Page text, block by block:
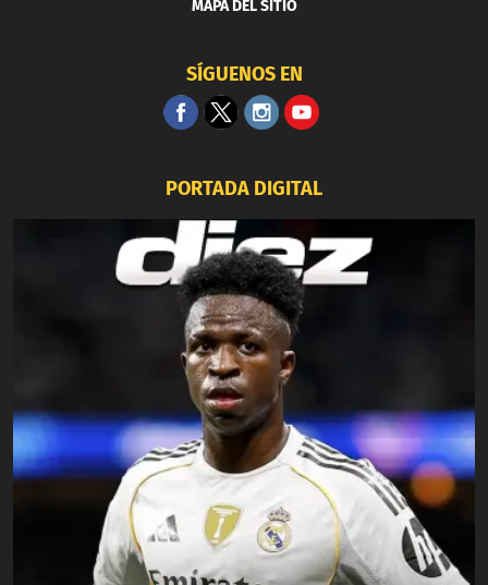
MAPA DEL SITIO
SÍGUENOS EN
PORTADA DIGITAL